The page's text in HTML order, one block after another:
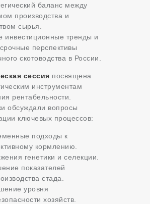
баланс между
производства и
сырья.
инвестиционные тренды и
перспективы
скотоводства в России.
сессия посвящена
инструментам
рентабельности.
обсуждали вопросы
ключевых процессов:
подходы к
кормлению.
генетики и селекции.
показателей
стада.
уровня
хозяйств.